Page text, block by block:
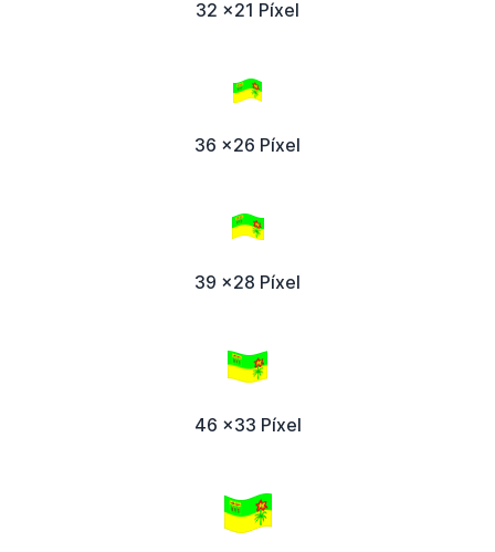
32 x21 Píxel
36 x26 Píxel
39 x28 Píxel
46 x33 Píxel